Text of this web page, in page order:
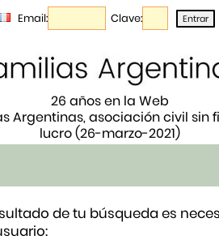
Email: Clave:
26 años en la Web
Argentinas, asociación civil sin
lucro (26-marzo-2021)
de tu búsqueda es